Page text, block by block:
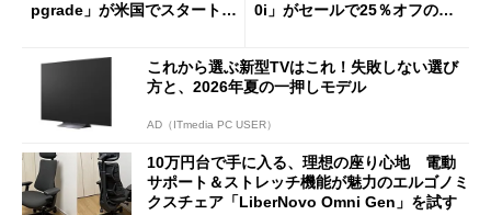
pgrade」が米国でスタート／
ut」が明...
0i」がセールで25％オフの59
これから選ぶ新型TVはこれ！失敗しない選び
方と、2026年夏の一押しモデル
AD（ITmedia PC USER）
10万円台で手に入る、理想の座り心地 電動
サポート＆ストレッチ機能が魅力のエルゴノミ
クスチェア「LiberNovo Omni Gen」を試す